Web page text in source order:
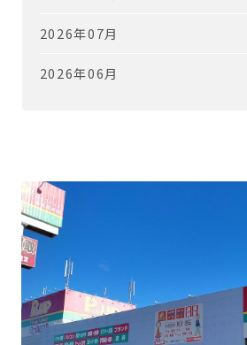
2026年07月
2026年06月